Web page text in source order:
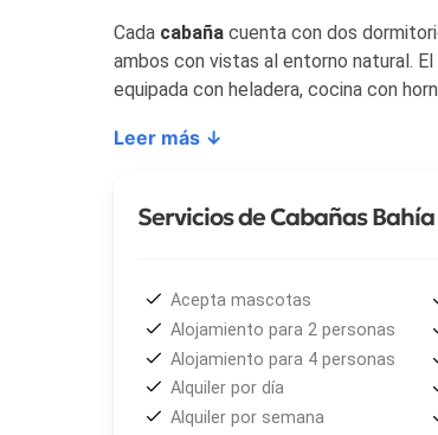
Cada cabaña cuenta con dos
ambos con vistas al entorno natural.
equipada con heladera, cocina con
vehicular se realiza por
Los tipos de unidades disponibles son:
• Cabaña con dormitorio matrimonial,
Entre los servicios opcionales que
de vajilla, transfer al
Aeropuerto
excursiones en la zona, como visitas al
Glaciares
Leer más ↓
Servicios de Cabañas
Acepta mascotas
Alojamiento para 2 personas
Alojamiento para 4 personas
Alquiler por día
Alquiler por semana